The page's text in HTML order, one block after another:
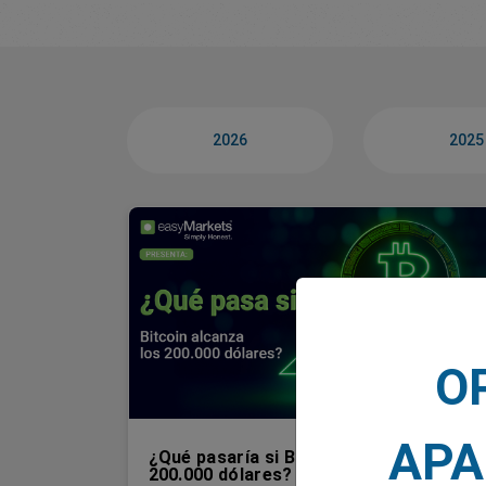
2026 2025
¿Qué pasaría si Bitcoin alcanzara los
200.000 dólares?